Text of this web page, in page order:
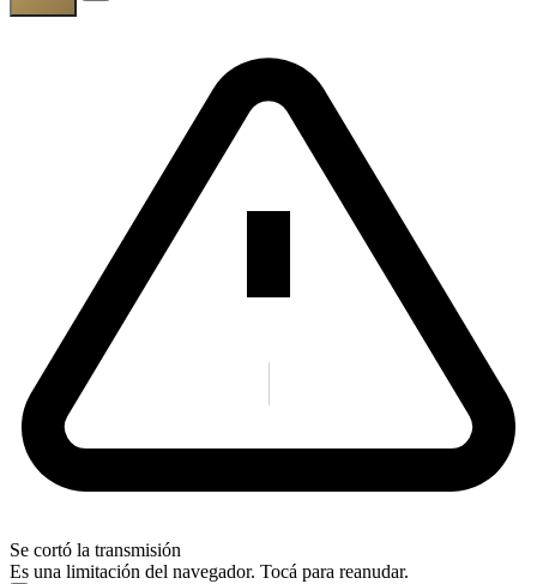
Se cortó la transmisión
Es una limitación del navegador. Tocá para reanudar.